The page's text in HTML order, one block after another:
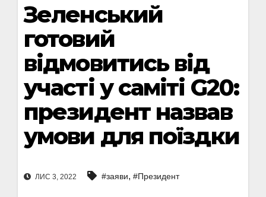
Зеленський
готовий
відмовитись від
участі у саміті G20:
президент назвав
умови для поїздки
ЛИС 3, 2022 #заяви, #Президент